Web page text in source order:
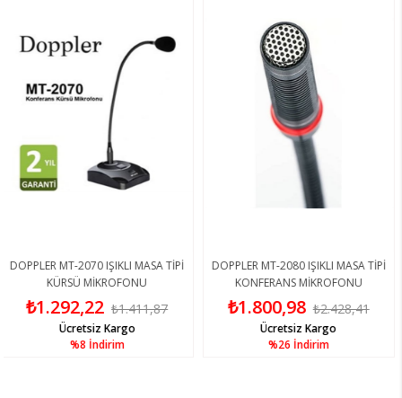
MT-2070 IŞIKLI MASA TİPİ
KÜRSÜ MİKROFONU
₺1.411,87
İndirim
Ücretsiz Kargo
DOPPLER MT-2080 IŞIKLI MASA TİPİ
KONFERANS MİKROFONU
₺1.800,98 ₺2.428,41
İndirim
Ücretsiz Kargo
RS